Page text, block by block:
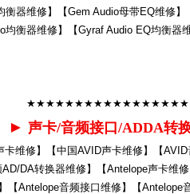
器维修】【Gem Audio母带EQ维修
均衡器维修】【Gyraf Audio EQ均衡器
► 声卡/音频接口/ADDA转
卡维修】【中国AVID声卡维修】【
DA转换器维修】【Antelope声卡维
【Antelope音频接口维修】【Antelope